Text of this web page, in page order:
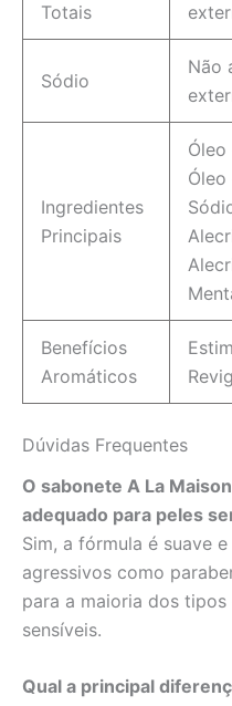
Totais
Sódio
Não
Ingredientes
Principais
Óleo
Benefícios
Aromáticos
Dúvidas Frequentes
O sabonete A La
adequado para peles
Sim, a fórmula é suave
agressivos como
para a maioria dos
sensíveis.
Qual a principal